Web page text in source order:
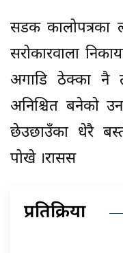
सडक कालोपत्रका
सरोकारवाला
अगाडि ठेक्का नै
अनिश्चित बनेको
छेउछाउँका धेरै
पोखे ।रासस
प्रतिक्रिया